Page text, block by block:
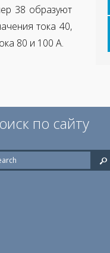
38 образуют
тока 40,
80 и 100 A.
по сайту